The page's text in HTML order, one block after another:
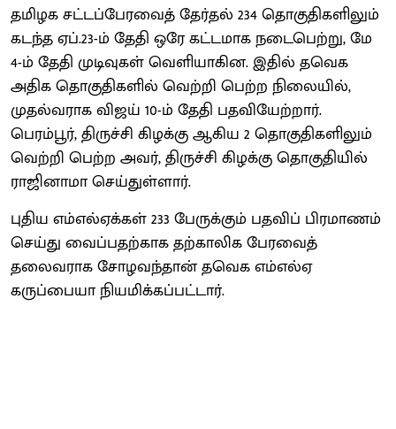
தமிழக சட்டப்பேரவைத் தேர்தல் 234 தொகுதிகளிலும்
கடந்த ஏப்.23-ம் தேதி ஒரே கட்டமாக நடைபெற்று, மே
4-ம் தேதி முடிவுகள் வெளியாகின. இதில் தவெக
அதிக தொகுதிகளில் வெற்றி பெற்ற நிலையில்,
முதல்வராக விஜய் 10-ம் தேதி பதவியேற்றார்.
பெரம்பூர், திருச்சி கிழக்கு ஆகிய 2 தொகுதிகளிலும்
வெற்றி பெற்ற அவர், திருச்சி கிழக்கு தொகுதியில்
ராஜினாமா செய்துள்ளார்.
புதிய எம்எல்ஏக்கள் 233 பேருக்கும் பதவிப் பிரமாணம்
செய்து வைப்பதற்காக தற்காலிக பேரவைத்
தலைவராக சோழவந்தான் தவெக எம்எல்ஏ
கருப்பையா நியமிக்கப்பட்டார்.